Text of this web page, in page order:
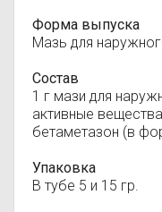
Форма выпуска
Мазь для
Состав
1 г мази для
активные
бетаметазон (в
Упаковка
В тубе 5 и 15 гр.